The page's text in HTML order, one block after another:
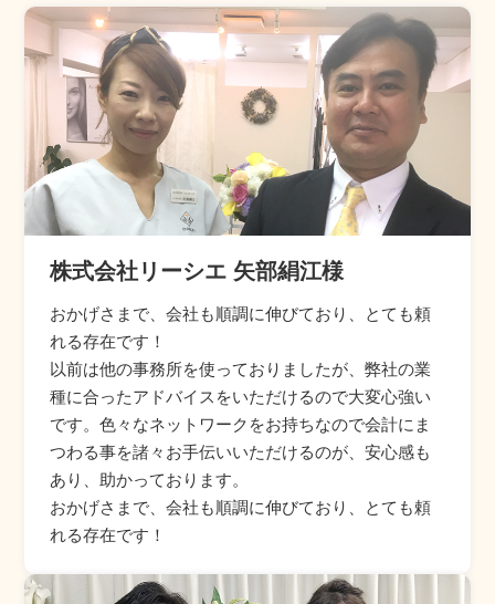
株式会社リーシエ 矢部絹江様
おかげさまで、会社も順調に伸びており、とても頼
れる存在です！
以前は他の事務所を使っておりましたが、弊社の業
種に合ったアドバイスをいただけるので大変心強い
です。色々なネットワークをお持ちなので会計にま
つわる事を諸々お手伝いいただけるのが、安心感も
あり、助かっております。
おかげさまで、会社も順調に伸びており、とても頼
れる存在です！